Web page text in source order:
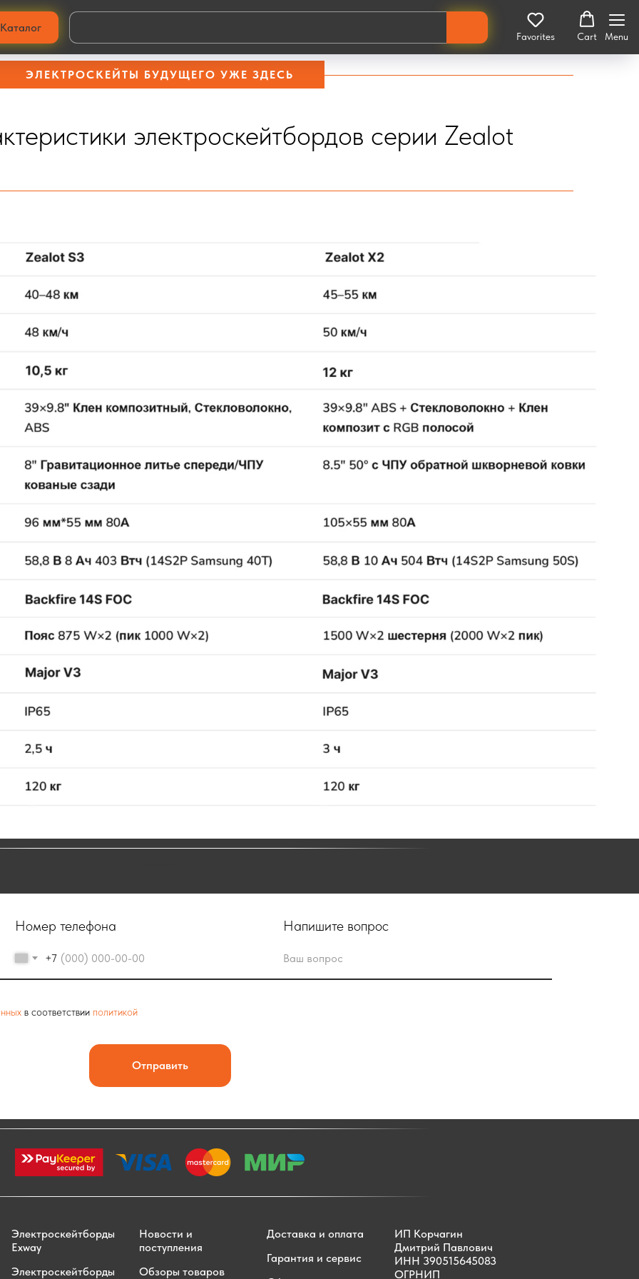
Каталог
Favorites Cart Menu
Технические характеристики Backfire Zealot: параметры и описание
флекс-деке, кованых подвесках и мощном ременном приводе перед тем, как лонгборд на сайте.
ЭЛЕКТРОСКЕЙТЫ БУДУЩЕГО УЖЕ ЗДЕСЬ
электроскейтбордов серии Zealot
Номер телефона
+7
Напишите вопрос
в соответствии политикой
Отправить
Электроскейтборды
Exway
Электроскейтборды
Новости и
поступления
Обзоры товаров
Доставка и оплата
Гарантия и сервис
ИП Корчагин
Дмитрий Павлович
ИНН 390515645083
ОГРНИП